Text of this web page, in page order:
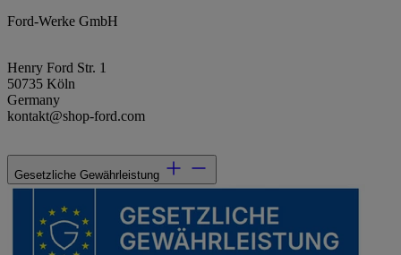
Ford-Werke GmbH
Henry Ford Str. 1
50735 Köln
Germany
kontakt@shop-ford.com
Gesetzliche Gewährleistung